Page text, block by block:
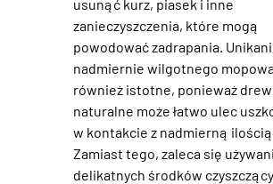
usunąć kurz, piasek i inne
zanieczyszczenia, które mogą
powodować zadrapania.
nadmiernie wilgotnego
również istotne, ponieważ
naturalne może łatwo ulec
w kontakcie z nadmierną
Zamiast tego, zaleca się
delikatnych środków